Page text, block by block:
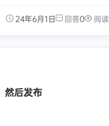
24年6月1日 回答0 阅读
然后发布